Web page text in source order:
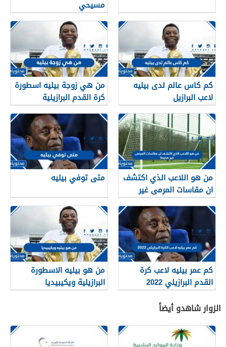
مسيحي
كم كاس عالم لدى بيليه
لاعب البرازيل
من هي زوجة بيليه اسطورة
كرة القدم البرازيلية
من هو اللاعب الذي اكتشف
ان مقاسات المرمى غير
صحيحة
متى توفي بيليه
كم عمر بيليه لاعب كرة
القدم البرازيلي 2022
من هو بيليه الاسطورة
البرازيلية ويكيبيديا
الزوار شاهدو أيضاً